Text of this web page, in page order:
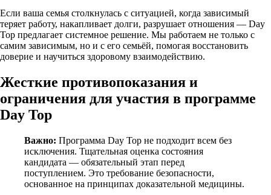
Если ваша семья столкнулась с ситуацией, когда зависимый
теряет работу, накапливает долги, разрушает отношения — Day
Top предлагает системное решение. Мы работаем не только с
самим зависимым, но и с его семьёй, помогая восстановить
доверие и научиться здоровому взаимодействию.
Жесткие противопоказания и
ограничения для участия в программе
Day Top
Важно: Программа Day Top не подходит всем без
исключения. Тщательная оценка состояния
кандидата — обязательный этап перед
поступлением. Это требование безопасности,
основанное на принципах доказательной медицины.